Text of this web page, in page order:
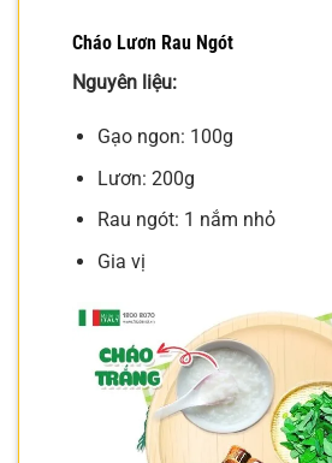
Cháo Lươn Rau Ngót
Nguyên liệu:
Gạo ngon: 100g
Lươn: 200g
Rau ngót: 1 nắm nhỏ
Gia vị